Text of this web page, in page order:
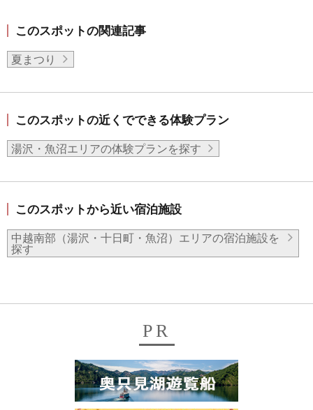
このスポットの関連記事
夏まつり
このスポットの近くでできる体験プラン
湯沢・魚沼エリアの体験プランを探す
このスポットから近い宿泊施設
中越南部（湯沢・十日町・魚沼）エリアの宿泊施設を
探す
PR